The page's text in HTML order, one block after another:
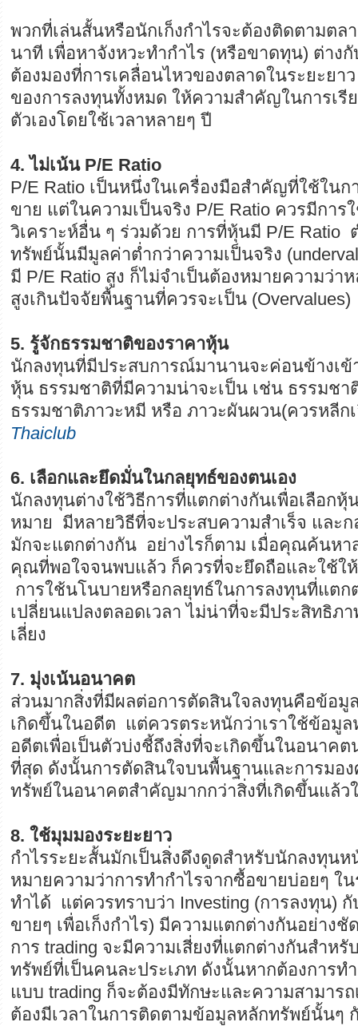
พวกที่เล่นสั้นหรือนักเก็งกำไรจะต้องติดตามต
นาที เพื่อหาจังหวะทำกำไร (หรือขาดทุน) ต่าง
ต้องมองที่การเคลื่อนไหวของตลาดในระยะยา
ของการลงทุนทั้งหมด ให้ความสำคัญในการเรี
ตัวเองโดยใช้เวลาหลายๆ ปี
4. ไม่เน้น P/E Ratio
P/E Ratio เป็นหนึ่งในเครื่องมือสำคัญที่ใช้ใน
ขาย แต่ในความเป็นจริง P/E Ratio ควรมีการ
วิเคราะห์อื่น ๆ ร่วมด้วย การที่หุ้นมี P/E Ratio
ทรัพย์นั้นมีมูลค่าต่ำกว่าความเป็นจริง
มี P/E Ratio สูง ก็ไม่จำเป็นต้องหมายความว่า
สูงเกินปัจจัยพื้นฐานที่ควรจะเป็น (Overvalues)
5. รู้จักธรรมชาติของราคาหุ้น
นักลงทุนที่มีประสบการณ์มานานจะค่อนข้างเข้
หุ้น ธรรมชาติที่มีความน่าจะเป็น เช่น ธรรมชา
ธรรมชาติภาวะหมี หรือ ภาวะผันผวน(ควรหลีก
Thaiclub
6. เลือกและยึดมั่นในกลยุทธ์ของตนเอง
นักลงทุนต่างใช้วิธีการที่แตกต่างกันเพื่อเลือกหุ้
หมาย มีหลายวิธีที่จะประสบความสำเร็จ และ
มักจะแตกต่างกัน อย่างไรก็ตาม เมื่อคุณค้นหา
คุณที่พอใจจนพบแล้ว ก็ควรที่จะยึดถือและใช้ใ
การใช้นโนบายหรือกลยุทธ์ในการลงทุนที่แตก
เปลี่ยนแปลงตลอดเวลา ไม่น่าที่จะมีประสิทธิภ
เลี่ยง
7. มุ่งเน้นอนาคต
ส่วนมากสิ่งที่มีผลต่อการตัดสินใจลงทุนคือข้อมู
เกิดขึ้นในอดีต แต่ควรตระหนักว่าเราใช้ข้อมู
อดีตเพื่อเป็นตัวบ่งชี้ถึงสิ่งที่จะเกิดขึ้นในอนาค
ที่สุด ดังนั้นการตัดสินใจบนพื้นฐานและการมอ
ทรัพย์ในอนาคตสำคัญมากกว่าสิ่งที่เกิดขึ้นแล้ว
8. ใช้มุมมองระยะยาว
กำไรระยะสั้นมักเป็นสิ่งดึงดูดสำหรับนักลงทุน
หมายความว่าการทำกำไรจากซื้อขายบ่อยๆ ใ
ทำได้ แต่ควรทราบว่า Investing (การลงทุน) กั
ขายๆ เพื่อเก็งกำไร) มีความแตกต่างกันอย่างชั
การ trading จะมีความเสี่ยงที่แตกต่างกันสำห
ทรัพย์ที่เป็นคนละประเภท ดังนั้นหากต้องการท
แบบ trading ก็จะต้องมีทักษะและความสามารถ
ต้องมีเวลาในการติดตามข้อมูลหลักทรัพย์นั้นๆ